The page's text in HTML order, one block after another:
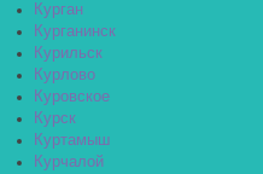
Курган
Курганинск
Курильск
Курлово
Куровское
Курск
Куртамыш
Курчалой